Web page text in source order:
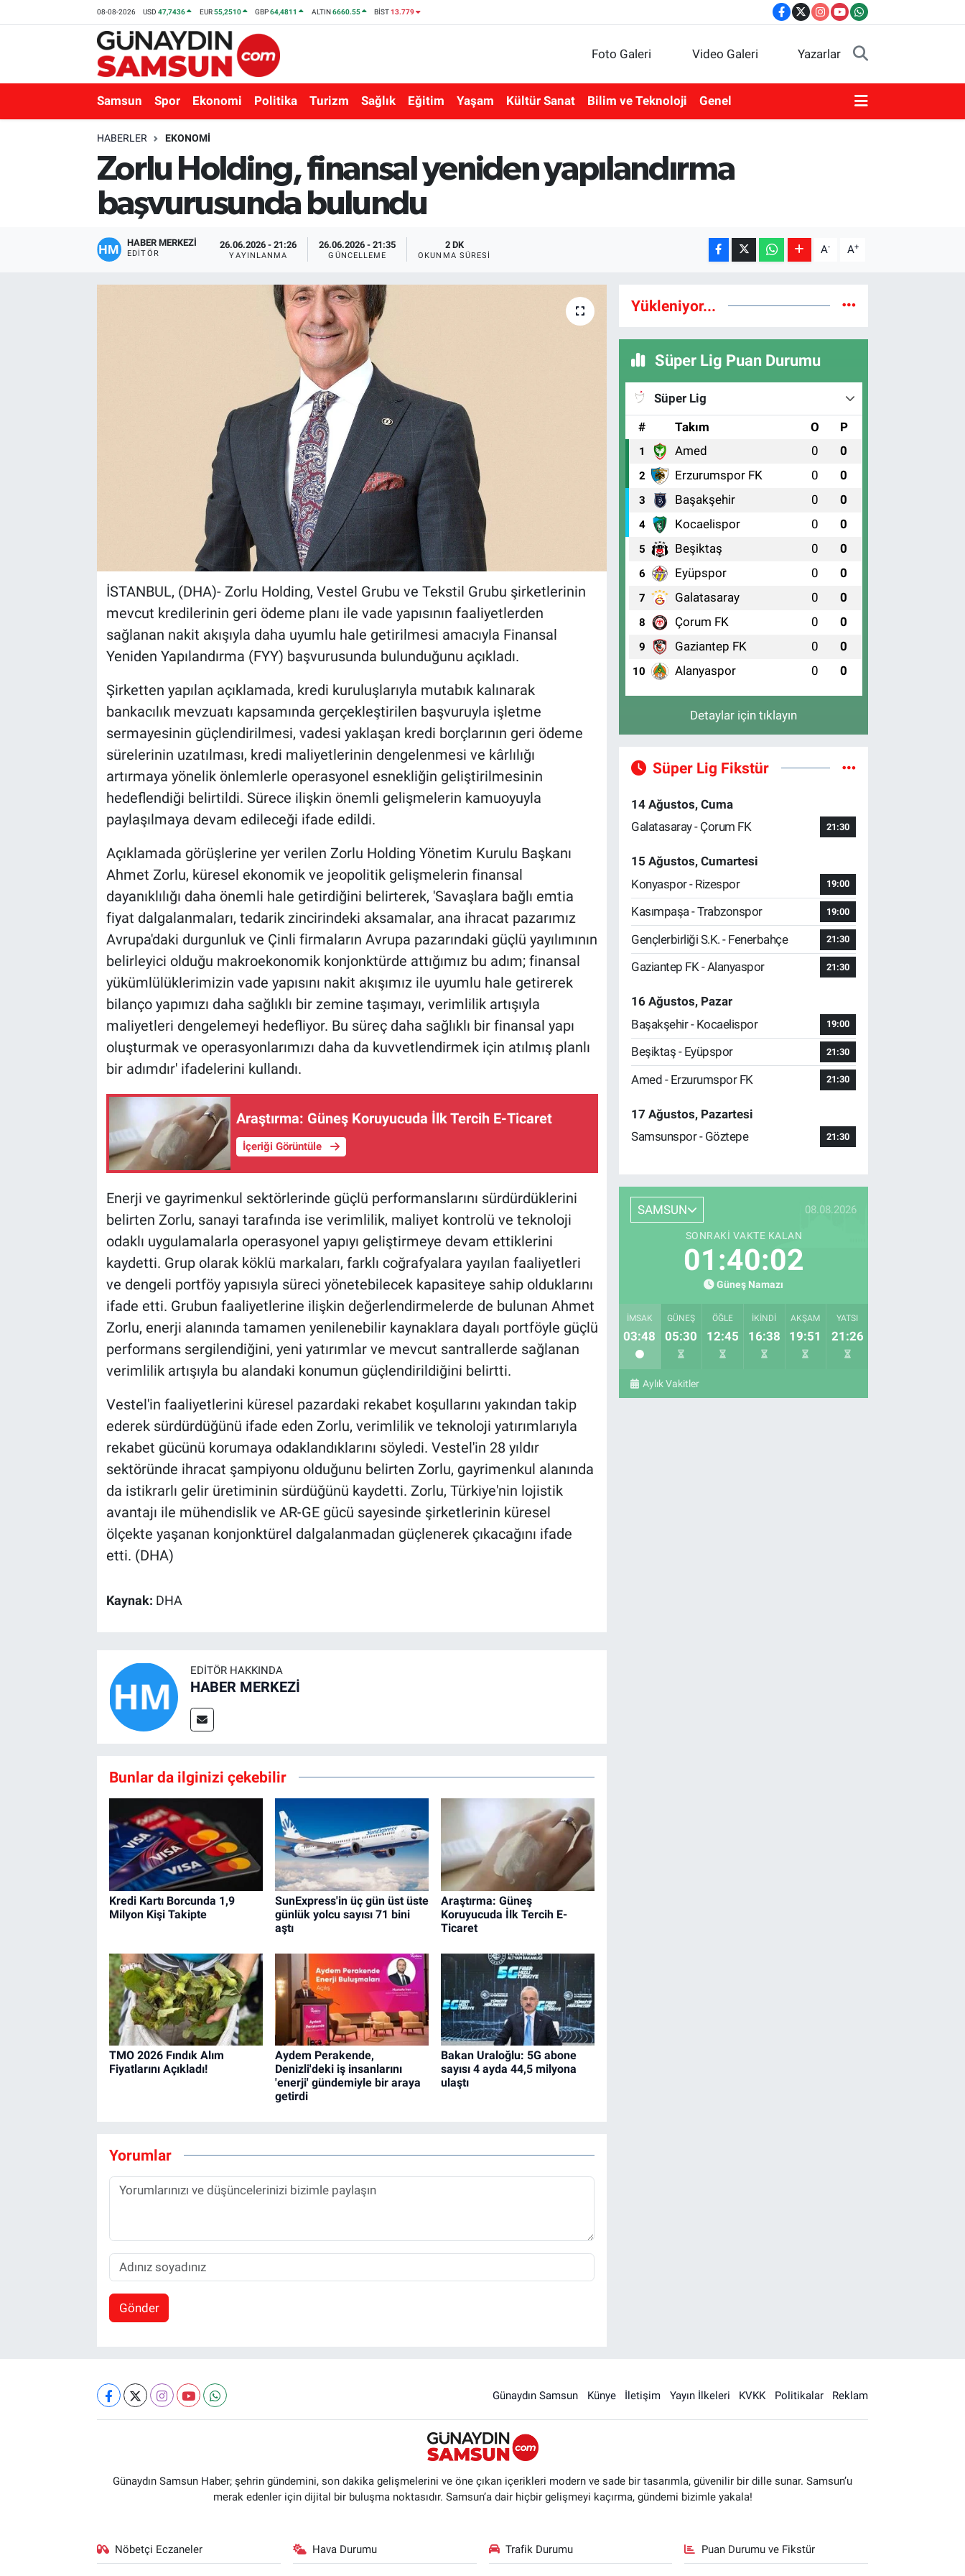
08-08-2026 USD47,7436 EUR55,2510 GBP64,4811 ALTIN6660.55 BİST13.779
Foto Galeri Video Galeri Yazarlar
Samsun Spor Ekonomi Politika Turizm Sağlık Eğitim Yaşam Kültür Sanat Bilim ve Teknoloji Genel
HABERLER EKONOMI
Zorlu Holding, finansal yeniden yapılandırma
başvurusunda bulundu
HABER MERKEZİ
EDITÖR
26.06.2026 - 21:26
YAYINLANMA
26.06.2026 - 21:35
GÜNCELLEME
2 DK
OKUNMA SÜRESI A- A+
İSTANBUL, (DHA)- Zorlu Holding, Vestel Grubu ve Tekstil Grubu şirketlerinin
mevcut kredilerinin geri ödeme planı ile vade yapısının faaliyetlerden
sağlanan nakit akışıyla daha uyumlu hale getirilmesi amacıyla Finansal
Yeniden Yapılandırma (FYY) başvurusunda bulunduğunu açıkladı.
Şirketten yapılan açıklamada, kredi kuruluşlarıyla mutabık kalınarak
bankacılık mevzuatı kapsamında gerçekleştirilen başvuruyla işletme
sermayesinin güçlendirilmesi, vadesi yaklaşan kredi borçlarının geri ödeme
sürelerinin uzatılması, kredi maliyetlerinin dengelenmesi ve kârlılığı
artırmaya yönelik önlemlerle operasyonel esnekliğin geliştirilmesinin
hedeflendiği belirtildi. Sürece ilişkin önemli gelişmelerin kamuoyuyla
paylaşılmaya devam edileceği ifade edildi.
Açıklamada görüşlerine yer verilen Zorlu Holding Yönetim Kurulu Başkanı
Ahmet Zorlu, küresel ekonomik ve jeopolitik gelişmelerin finansal
dayanıklılığı daha önemli hale getirdiğini belirterek, 'Savaşlara bağlı emtia
fiyat dalgalanmaları, tedarik zincirindeki aksamalar, ana ihracat pazarımız
Avrupa'daki durgunluk ve Çinli firmaların Avrupa pazarındaki güçlü yayılımının
belirleyici olduğu makroekonomik konjonktürde attığımız bu adım; finansal
yükümlülüklerimizin vade yapısını nakit akışımız ile uyumlu hale getirerek
bilanço yapımızı daha sağlıklı bir zemine taşımayı, verimlilik artışıyla
maliyetleri dengelemeyi hedefliyor. Bu süreç daha sağlıklı bir finansal yapı
oluşturmak ve operasyonlarımızı daha da kuvvetlendirmek için atılmış planlı
bir adımdır' ifadelerini kullandı.
Araştırma: Güneş Koruyucuda İlk Tercih E-Ticaret
İçeriği Görüntüle
Enerji ve gayrimenkul sektörlerinde güçlü performanslarını sürdürdüklerini
belirten Zorlu, sanayi tarafında ise verimlilik, maliyet kontrolü ve teknoloji
odaklı uygulamalarla operasyonel yapıyı geliştirmeye devam ettiklerini
kaydetti. Grup olarak köklü markaları, farklı coğrafyalara yayılan faaliyetleri
ve dengeli portföy yapısıyla süreci yönetebilecek kapasiteye sahip olduklarını
ifade etti. Grubun faaliyetlerine ilişkin değerlendirmelerde de bulunan Ahmet
Zorlu, enerji alanında tamamen yenilenebilir kaynaklara dayalı portföyle güçlü
performans sergilendiğini, yeni yatırımlar ve mevcut santrallerde sağlanan
verimlilik artışıyla bu alandaki konumun güçlendirildiğini belirtti.
Vestel'in faaliyetlerini küresel pazardaki rekabet koşullarını yakından takip
ederek sürdürdüğünü ifade eden Zorlu, verimlilik ve teknoloji yatırımlarıyla
rekabet gücünü korumaya odaklandıklarını söyledi. Vestel'in 28 yıldır
sektöründe ihracat şampiyonu olduğunu belirten Zorlu, gayrimenkul alanında
da istikrarlı gelir üretiminin sürdüğünü kaydetti. Zorlu, Türkiye'nin lojistik
avantajı ile mühendislik ve AR-GE gücü sayesinde şirketlerinin küresel
ölçekte yaşanan konjonktürel dalgalanmadan güçlenerek çıkacağını ifade
etti. (DHA)
Kaynak: DHA
EDITÖR HAKKINDA
HABER MERKEZİ
Bunlar da ilginizi çekebilir
Kredi Kartı Borcunda 1,9
Milyon Kişi Takipte
SunExpress'in üç gün üst üste
günlük yolcu sayısı 71 bini
aştı
Araştırma: Güneş
Koruyucuda İlk Tercih E-
Ticaret
TMO 2026 Fındık Alım
Fiyatlarını Açıkladı!
Aydem Perakende,
Denizli'deki iş insanlarını
'enerji' gündemiyle bir araya
getirdi
Bakan Uraloğlu: 5G abone
sayısı 4 ayda 44,5 milyona
ulaştı
Yorumlar
Gönder
Yükleniyor...
Süper Lig Puan Durumu
Süper Lig
#
Takım O P
1 Amed 0 0
2 Erzurumspor FK 0 0
3 Başakşehir 0 0
4 Kocaelispor 0 0
5 Beşiktaş 0 0
6 Eyüpspor 0 0
7 Galatasaray 0 0
8 Çorum FK 0 0
9 Gaziantep FK 0 0
10 Alanyaspor 0 0
Detaylar için tıklayın
Süper Lig Fikstür
14 Ağustos, Cuma
Galatasaray - Çorum FK
21:30
15 Ağustos, Cumartesi
Konyaspor - Rizespor
19:00
Kasımpaşa - Trabzonspor 19:00
Gençlerbirliği S.K. - Fenerbahçe 21:30
Gaziantep FK - Alanyaspor 21:30
16 Ağustos, Pazar
Başakşehir - Kocaelispor
19:00
Beşiktaş - Eyüpspor 21:30
Amed - Erzurumspor FK 21:30
17 Ağustos, Pazartesi
Samsunspor - Göztepe
21:30
SAMSUN 08.08.2026
SONRAKI VAKTE KALAN
01:40:01
Güneş Namazı
İMSAK
03:48
GÜNEŞ
05:30
ÖĞLE
12:45
İKINDI
16:38
AKŞAM
19:51
YATSI
21:26
Aylık Vakitler
Günaydın Samsun Künye İletişim Yayın İlkeleri KVKK Politikalar Reklam
Günaydın Samsun Haber; şehrin gündemini, son dakika gelişmelerini ve öne çıkan içerikleri modern ve sade bir tasarımla, güvenilir bir dille sunar. Samsun’u
merak edenler için dijital bir buluşma noktasıdır. Samsun’a dair hiçbir gelişmeyi kaçırma, gündemi bizimle yakala!
Nöbetçi Eczaneler Hava Durumu Trafik Durumu Puan Durumu ve Fikstür
Nöbetçi Eczaneler
Süper Lig Puan Durumu ve Fikstür
Tüm Manşetler
Son Dakika Haberleri